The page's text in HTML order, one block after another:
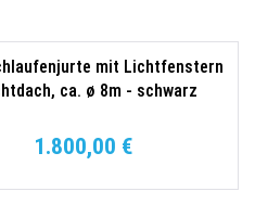
mit Lichtfenstern
ca. ø 8m - schwarz
1.800,00 €